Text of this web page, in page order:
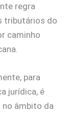
regra
tributários do
caminho
para
jurídica, é
no âmbito da